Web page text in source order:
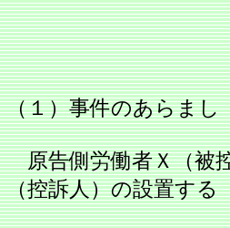
（１）事件のあらまし
原告側労働者Ｘ（被
（控訴人）の設置する